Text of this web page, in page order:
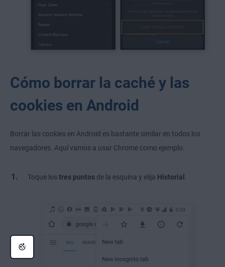
Cómo borrar la caché y las
cookies en Android
Borrar las cookies en Android es bastante similar en todos los
navegadores. Aquí vamos a usar Chrome como ejemplo.
Toque los tres puntos de la esquina y elija Historial